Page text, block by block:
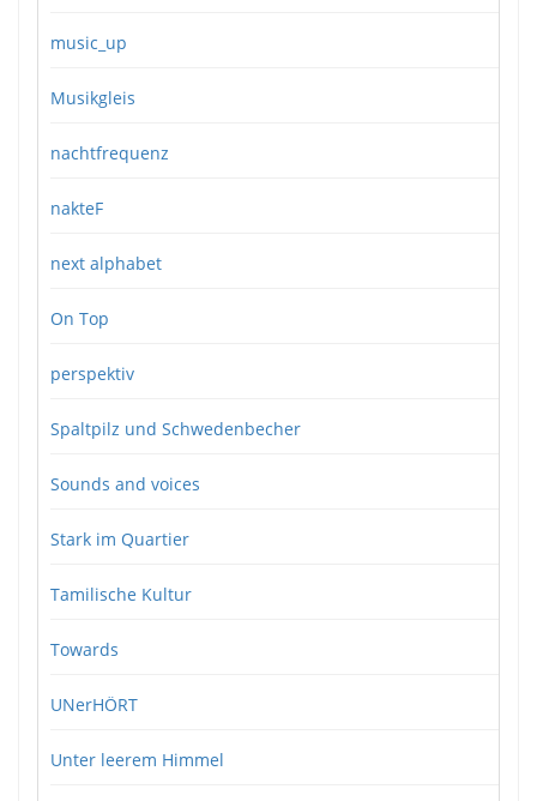
music_up
Musikgleis
nachtfrequenz
nakteF
next alphabet
On Top
perspektiv
Spaltpilz und Schwedenbecher
Sounds and voices
Stark im Quartier
Tamilische Kultur
Towards
UNerHÖRT
Unter leerem Himmel